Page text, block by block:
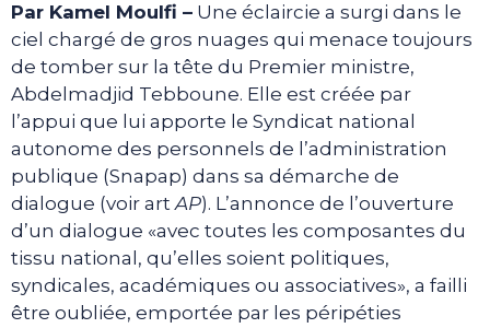
Par Kamel Moulfi – Une éclaircie a surgi dans le
ciel chargé de gros nuages qui menace toujours
de tomber sur la tête du Premier ministre,
Abdelmadjid Tebboune. Elle est créée par
l’appui que lui apporte le Syndicat national
autonome des personnels de l’administration
publique (Snapap) dans sa démarche de
dialogue (voir artAP). L’annonce de l’ouverture
d’un dialogue «avec toutes les composantes du
tissu national, qu’elles soient politiques,
syndicales, académiques ou associatives», a failli
être oubliée, emportée par les péripéties